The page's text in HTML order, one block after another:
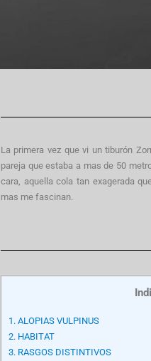
La primera vez que vi un tiburón
pareja que estaba a mas de 50
cara, aquella cola tan exagerada
mas me fascinan.
1. ALOPIAS VULPINUS
2. HABITAT
3. RASGOS DISTINTIVOS